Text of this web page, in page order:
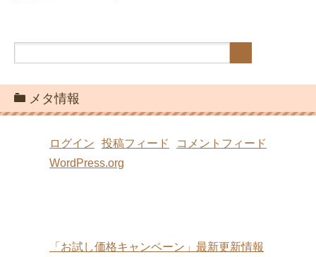
メタ情報
ログイン 投稿フィード
コメントフィード
WordPress.org
「お試し価格キャンペーン」最新更新情報